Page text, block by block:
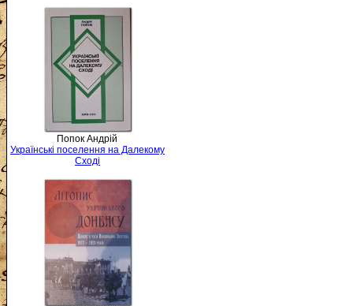
Попок Андрій
Українські поселення на Далекому
Сході